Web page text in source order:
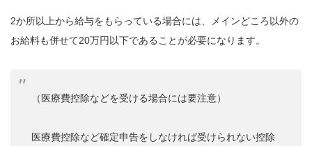
2か所以上から給与をもらっている場合には、メインどころ以外の
お給料も併せて20万円以下であることが必要になります。
（医療費控除などを受ける場合には要注意）
医療費控除など確定申告をしなければ受けられない控除